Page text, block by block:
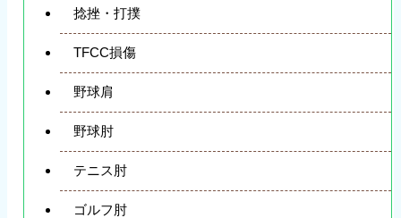
捻挫・打撲
TFCC損傷
野球肩
野球肘
テニス肘
ゴルフ肘